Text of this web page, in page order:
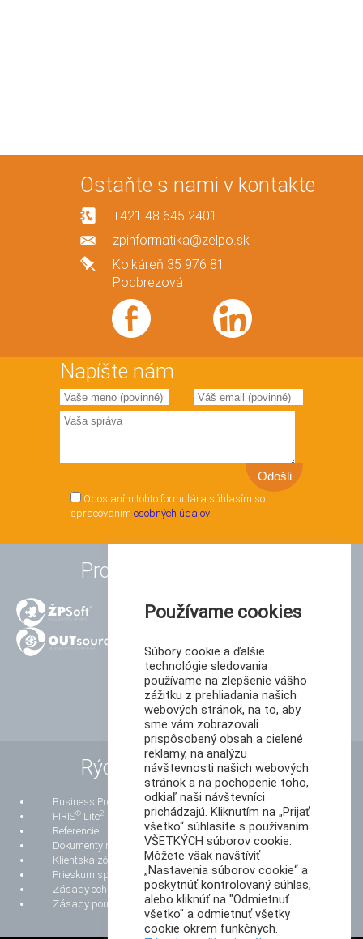
Ostaňte s nami v kontakte
+421 48 645 2401
zpinformatika@zelpo.sk
Kolkáreň 35 976 81
Podbrezová
Napíšte nám
Odoslaním tohto formulára súhlasím so
spracovaním osobných údajov
Produkty a služby
Rýchle odkazy
Business Process Reengineering
FIRIS® Lite2
Referencie
Dokumenty na stiahnutie
Klientská zóna
Prieskum spokojnosti zákazníkov
Zásady ochrany osobných údajov
Zásady používania súborov cookie
Používame cookies
Súbory cookie a ďalšie
technológie sledovania
používame na zlepšenie vášho
zážitku z prehliadania našich
webových stránok, na to, aby
sme vám zobrazovali
prispôsobený obsah a cielené
reklamy, na analýzu
návštevnosti našich webových
stránok a na pochopenie toho,
odkiaľ naši návštevníci
prichádzajú. Kliknutím na „Prijať
všetko“ súhlasíte s používaním
VŠETKÝCH súborov cookie.
Môžete však navštíviť
„Nastavenia súborov cookie“ a
poskytnúť kontrolovaný súhlas,
alebo kliknúť na "Odmietnuť
všetko" a odmietnuť všetky
cookie okrem funkčnych.